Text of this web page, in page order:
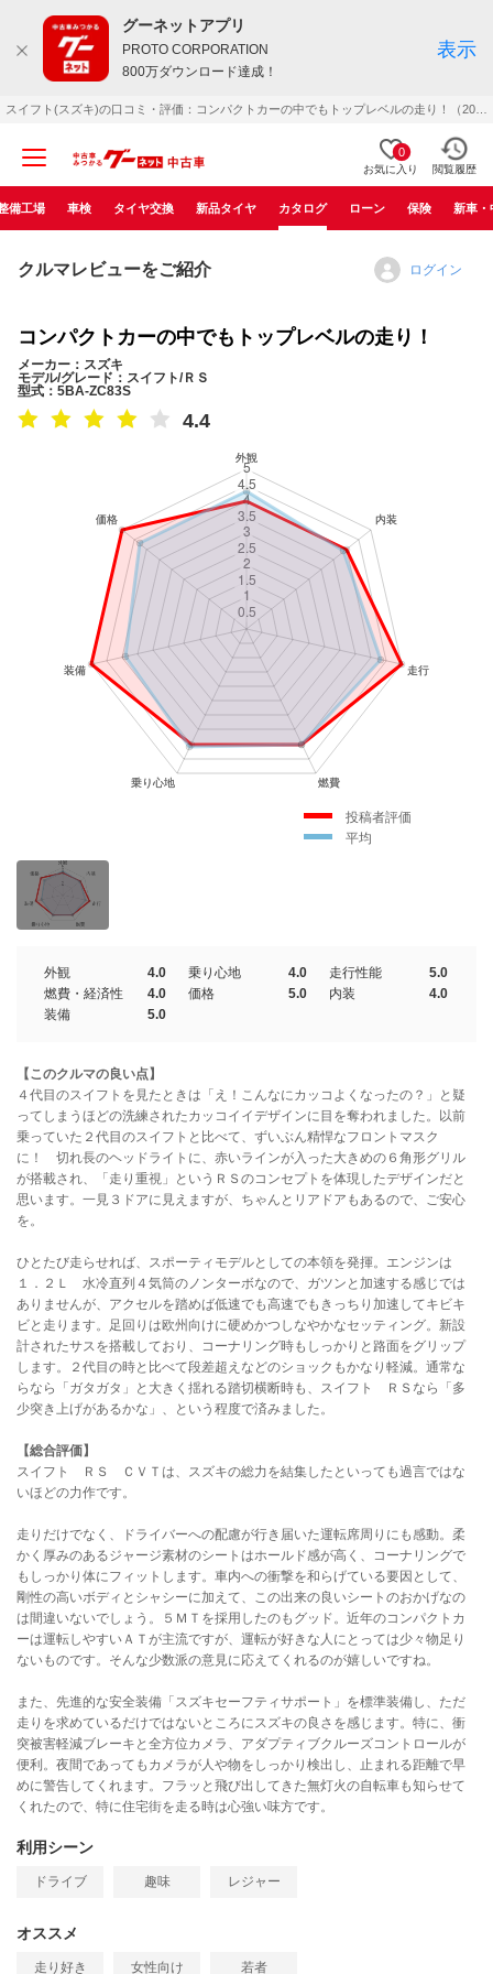
グーネットアプリ
PROTO CORPORATION
800万ダウンロード達成！
表示
0
お気に入り 閲覧履歴
備工場 車検 タイヤ交換 新品タイヤ カタログ ローン 保険 新車・
クルマレビューをご紹介 ログイン
コンパクトカーの中でもトップレベルの走り！
メーカー：スズキ
モデル/グレード：スイフト/ＲＳ
型式：5BA-ZC83S
4.4
投稿者評価
平均
外観 4.0 乗り心地 4.0 走行性能
5.0
燃費・経済性
4.0 価格 5.0 内装
4.0
装備
5.0
【このクルマの良い点】
４代目のスイフトを見たときは「え！こんなにカッコよくなったの？」と疑
ってしまうほどの洗練されたカッコイイデザインに目を奪われました。以前
乗っていた２代目のスイフトと比べて、ずいぶん精悍なフロントマスク
に！ 切れ長のヘッドライトに、赤いラインが入った大きめの６角形グリル
が搭載され、「走り重視」というＲＳのコンセプトを体現したデザインだと
思います。一見３ドアに見えますが、ちゃんとリアドアもあるので、ご安心
を。
ひとたび走らせれば、スポーティモデルとしての本領を発揮。エンジンは
１．２Ｌ 水冷直列４気筒のノンターボなので、ガツンと加速する感じでは
ありませんが、アクセルを踏めば低速でも高速でもきっちり加速してキビキ
ビと走ります。足回りは欧州向けに硬めかつしなやかなセッティング。新設
計されたサスを搭載しており、コーナリング時もしっかりと路面をグリップ
します。２代目の時と比べて段差超えなどのショックもかなり軽減。通常な
らなら「ガタガタ」と大きく揺れる踏切横断時も、スイフト ＲＳなら「多
少突き上げがあるかな」、という程度で済みました。
【総合評価】
スイフト ＲＳ ＣＶＴは、スズキの総力を結集したといっても過言ではな
いほどの力作です。
走りだけでなく、ドライバーへの配慮が行き届いた運転席周りにも感動。柔
かく厚みのあるジャージ素材のシートはホールド感が高く、コーナリングで
もしっかり体にフィットします。車内への衝撃を和らげている要因として、
剛性の高いボディとシャシーに加えて、この出来の良いシートのおかげなの
は間違いないでしょう。５ＭＴを採用したのもグッド。近年のコンパクトカ
ーは運転しやすいＡＴが主流ですが、運転が好きな人にとっては少々物足り
ないものです。そんな少数派の意見に応えてくれるのが嬉しいですね。
また、先進的な安全装備「スズキセーフティサポート」を標準装備し、ただ
走りを求めているだけではないところにスズキの良さを感じます。特に、衝
突被害軽減ブレーキと全方位カメラ、アダプティブクルーズコントロールが
便利。夜間であってもカメラが人や物をしっかり検出し、止まれる距離で早
めに警告してくれます。フラッと飛び出してきた無灯火の自転車も知らせて
くれたので、特に住宅街を走る時は心強い味方です。
利用シーン
ドライブ 趣味 レジャー
オススメ
走り好き 女性向け 若者